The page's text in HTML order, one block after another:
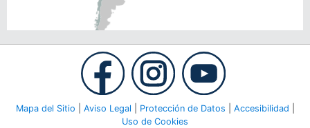
Mapa del Sitio Aviso Legal Protección de Datos Accesibilidad
Uso de Cookies